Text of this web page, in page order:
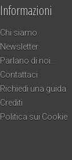
Informazioni
Chi siamo
Newsletter
Parlano di noi…
Contattaci
Richiedi una guida
Crediti
Politica sui Cookie